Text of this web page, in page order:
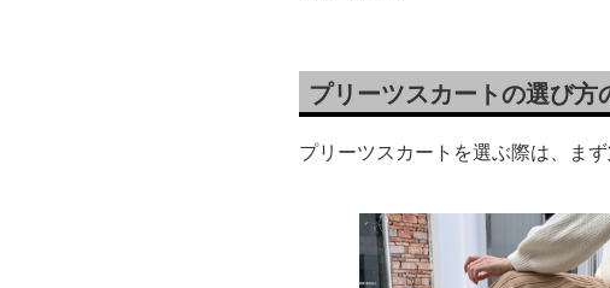
プリーツスカートの選び方
プリーツスカートを選ぶ際は、まず